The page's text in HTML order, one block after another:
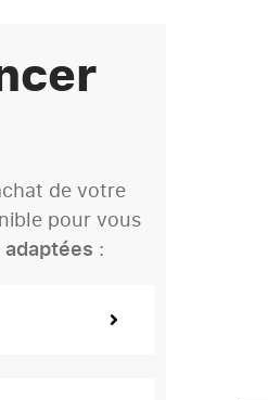
de votre
pour vous
: